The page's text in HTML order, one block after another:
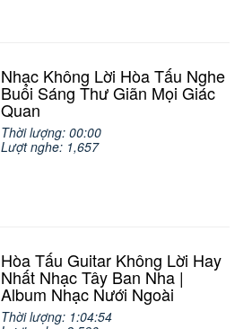
Nhạc Không Lời Hòa Tấu Nghe
Buổi Sáng Thư Giãn Mọi Giác
Quan
Thời lượng: 00:00
Lượt nghe: 1,657
Hòa Tấu Guitar Không Lời Hay
Nhất Nhạc Tây Ban Nha |
Album Nhạc Nưới Ngoài
Thời lượng: 1:04:54